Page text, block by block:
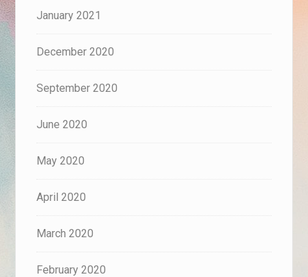
January 2021
December 2020
September 2020
June 2020
May 2020
April 2020
March 2020
February 2020